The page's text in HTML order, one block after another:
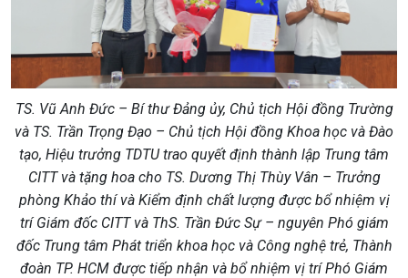
TS. Vũ Anh Đức – Bí thư Đảng ủy, Chủ tịch Hội đồng Trường
và TS. Trần Trọng Đạo – Chủ tịch Hội đồng Khoa học và Đào
tạo, Hiệu trưởng TDTU trao quyết định thành lập Trung tâm
CITT và tặng hoa cho TS. Dương Thị Thùy Vân – Trưởng
phòng Khảo thí và Kiểm định chất lượng được bổ nhiệm vị
trí Giám đốc CITT và ThS. Trần Đức Sự – nguyên Phó giám
đốc Trung tâm Phát triển khoa học và Công nghệ trẻ, Thành
đoàn TP. HCM được tiếp nhận và bổ nhiệm vị trí Phó Giám